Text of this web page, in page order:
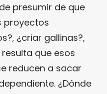
presumir de que
proyectos
¿criar gallinas?,
que esos
reducen a sacar
¿Dónde